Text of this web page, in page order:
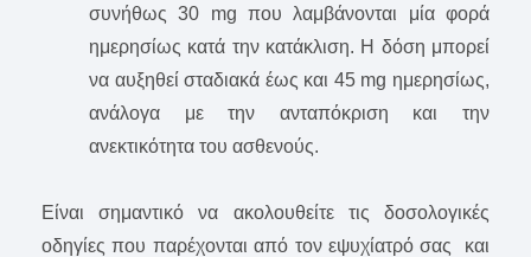
συνήθως 30 mg που λαμβάνονται μία φορά
ημερησίως κατά την κατάκλιση. Η δόση μπορεί
να αυξηθεί σταδιακά έως και 45 mg ημερησίως,
ανάλογα με την ανταπόκριση και την
ανεκτικότητα του ασθενούς.
Είναι σημαντικό να ακολουθείτε τις δοσολογικές
οδηγίες που παρέχονται από τον εψυχίατρό σας και